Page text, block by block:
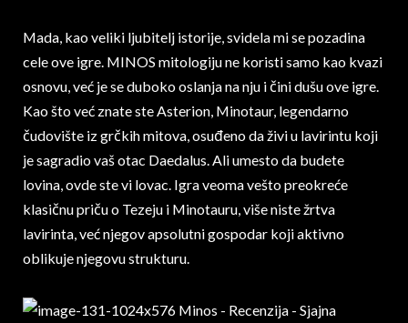
Mada, kao veliki ljubitelj istorije, svidela mi se pozadina
cele ove igre. MINOS mitologiju ne koristi samo kao kvazi
osnovu, već je se duboko oslanja na nju i čini dušu ove igre.
Kao što već znate ste Asterion, Minotaur, legendarno
čudovište iz grčkih mitova, osuđeno da živi u lavirintu koji
je sagradio vaš otac Daedalus. Ali umesto da budete
lovina, ovde ste vi lovac. Igra veoma vešto preokreće
klasičnu priču o Tezeju i Minotauru, više niste žrtva
lavirinta, već njegov apsolutni gospodar koji aktivno
oblikuje njegovu strukturu.